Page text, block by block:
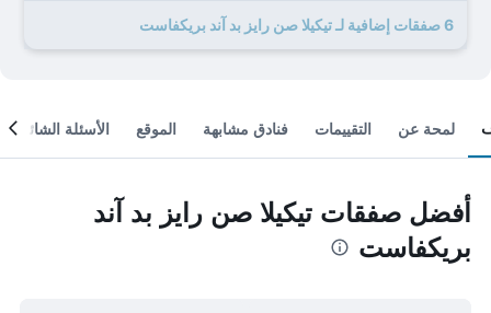
6 صفقات إضافية لـ تيكيلا صن رايز بد آند بريكفاست
لمحة عن التقييمات فنادق مشابهة الموقع الأسئلة الشائعة
أفضل صفقات تيكيلا صن رايز بد آند
بريكفاست